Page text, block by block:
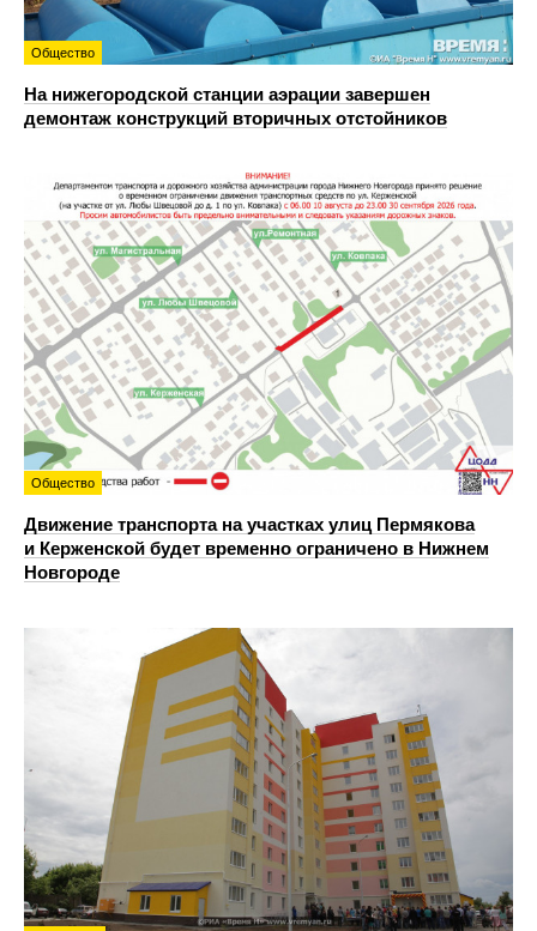
Общество
На нижегородской станции аэрации завершен
демонтаж конструкций вторичных отстойников
Общество
Движение транспорта на участках улиц Пермякова
и Керженской будет временно ограничено в Нижнем
Новгороде